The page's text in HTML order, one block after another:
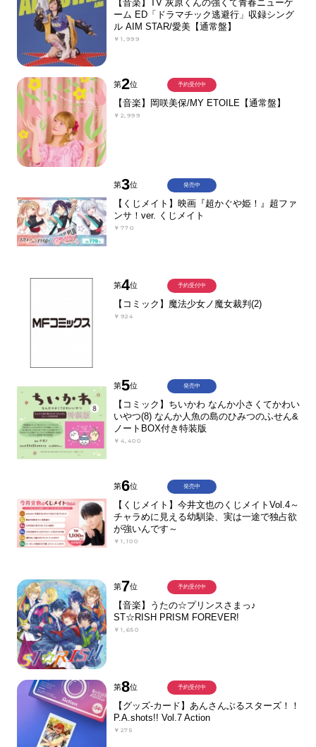
【音楽】TV 灰原くんの強くて青春ニューゲ
ーム ED「ドラマチック逃避行」収録シング
ル AIM STAR/愛美【通常盤】
￥1,999
第2位
【音楽】岡咲美保/MY ETOILE【通常盤】
￥2,999
予約受付中
第3位
【くじメイト】映画『超かぐや姫！』超ファ
ンサ！ver. くじメイト
￥770
発売中
第4位
【コミック】魔法少女ノ魔女裁判(2)
￥924
予約受付中
第5位
【コミック】ちいかわ なんか小さくてかわい
いやつ(8) なんか人魚の島のひみつのふせん&
ノートBOX付き特装版
￥4,400
発売中
第6位
【くじメイト】今井文也のくじメイトVol.4～
チャラめに見える幼馴染、実は一途で独占欲
が強いんです～
￥1,100
発売中
第7位
【音楽】うたの☆プリンスさまっ♪
ST☆RISH PRISM FOREVER!
￥1,650
予約受付中
第8位
【グッズ-カード】あんさんぶるスターズ！！
P.A.shots!! Vol.7 Action
￥275
予約受付中